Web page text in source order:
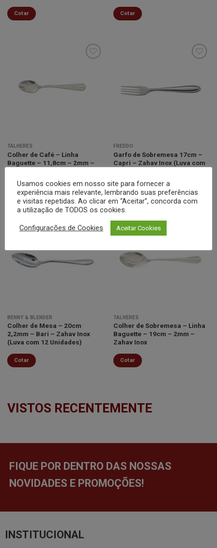
Cotar Cotar
Minha
lista de
TALHERES
Colher de Café – Linha
Baguette – 11,8cm – 2mm –
Minha
lista de
FREDDO
Garfo de Sobremesa 17cm –
Capri – Zahav Inox (Luva com
Cotar
lista de
BENNY & BLENDER
Colher de Mesa – 20cm
2,2mm – Bari – Zahav Inox
(Luva com 12 Unidades)
Cotar
Minha
lista de
TALHERES
Colher de Sobremesa – Linha
Baguette – 19cm – 2mm –
Zahav Inox
Cotar
VISTOS RECENTEMENTE
FIQUE POR DENTRO DAS NOSSAS
NOVIDADES E PROMOÇÕES!
INSTITUCIONAL
Usamos cookies em nosso site para fornecer a
experiência mais relevante, lembrando suas preferências
e visitas repetidas. Ao clicar em “Aceitar”, concorda com
a utilização de TODOS os cookies.
Configurações de Cookies Aceitar Cookies